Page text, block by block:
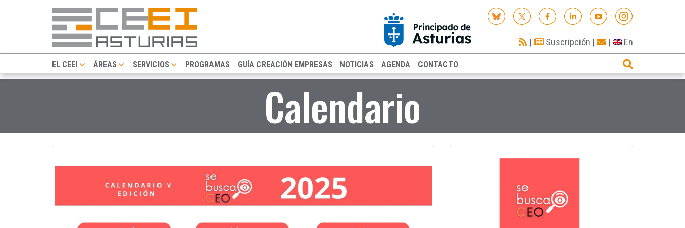
| Suscripción | | En
EL CEEI ÁREAS SERVICIOS PROGRAMAS GUÍA CREACIÓN EMPRESAS NOTICIAS AGENDA CONTACTO
Calendario